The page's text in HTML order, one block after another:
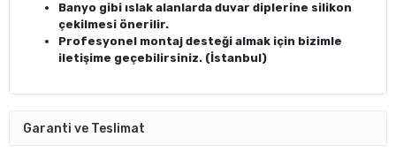
Banyo gibi ıslak alanlarda duvar diplerine silikon
çekilmesi önerilir.
Profesyonel montaj desteği almak için bizimle
iletişime geçebilirsiniz. (İstanbul)
Garanti ve Teslimat